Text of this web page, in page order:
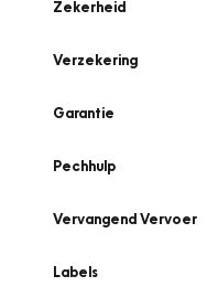
Zekerheid
Verzekering
Garantie
Pechhulp
Vervangend Vervoer
Labels